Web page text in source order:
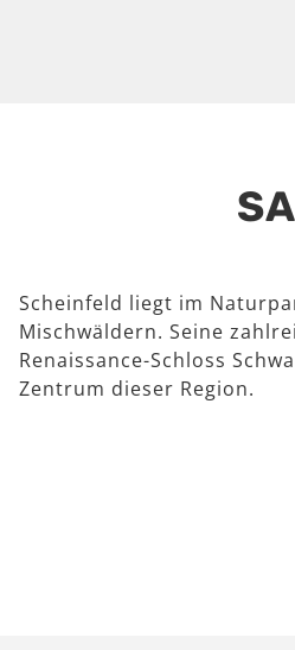
Scheinfeld liegt im
Mischwäldern. Seine
Renaissance-Schloss
Zentrum dieser Region.